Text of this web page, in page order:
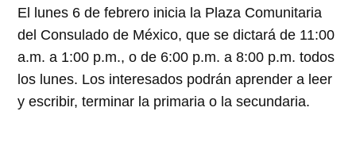
El lunes 6 de febrero inicia la Plaza Comunitaria
del Consulado de México, que se dictará de 11:00
a.m. a 1:00 p.m., o de 6:00 p.m. a 8:00 p.m. todos
los lunes. Los interesados podrán aprender a leer
y escribir, terminar la primaria o la secundaria.